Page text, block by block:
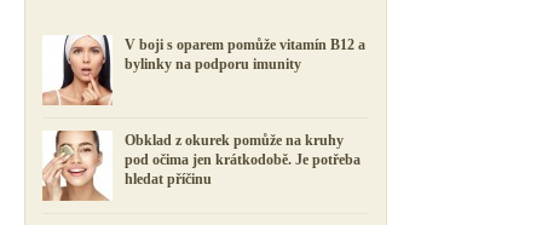
V boji s oparem pomůže vitamín B12 a
bylinky na podporu imunity
Obklad z okurek pomůže na kruhy
pod očima jen krátkodobě. Je potřeba
hledat příčinu